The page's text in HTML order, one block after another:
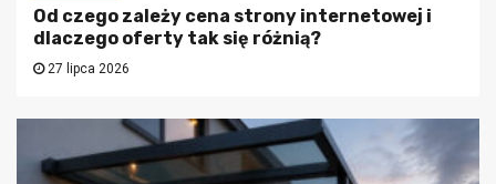
Od czego zależy cena strony internetowej i
dlaczego oferty tak się różnią?
27 lipca 2026